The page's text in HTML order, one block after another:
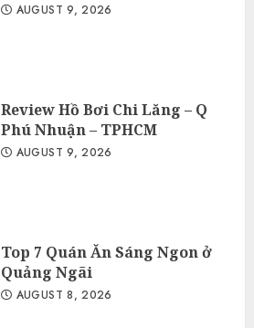
AUGUST 9, 2026
Review Hồ Bơi Chi Lăng – Q
Phú Nhuận – TPHCM
AUGUST 9, 2026
Top 7 Quán Ăn Sáng Ngon ở
Quảng Ngãi
AUGUST 8, 2026